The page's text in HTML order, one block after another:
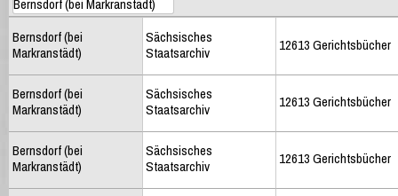
Bernsdorf (bei
Markranstädt)
Sächsisches
Staatsarchiv
12613 Gerichtsbücher
Bernsdorf (bei
Markranstädt)
Sächsisches
Staatsarchiv
12613 Gerichtsbücher
Bernsdorf (bei
Markranstädt)
Sächsisches
Staatsarchiv
12613 Gerichtsbücher